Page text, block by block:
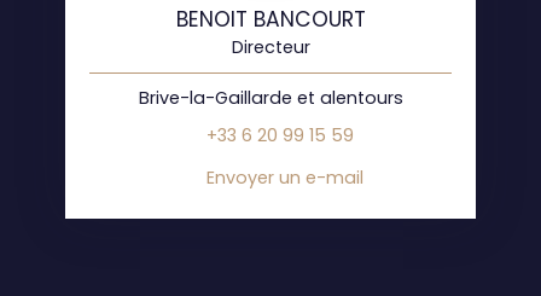
BENOIT BANCOURT
Directeur
Brive-la-Gaillarde et alentours
+33 6 20 99 15 59
Envoyer un e-mail